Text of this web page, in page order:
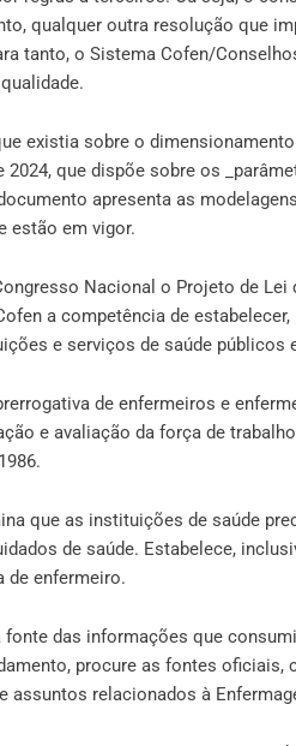
qualquer outra resolução que
tanto, o Sistema Cofen/
existia sobre o
que dispõe sobre os
apresenta as
estão em vigor.
Nacional o Projeto de Lei
a competência de estabelecer,
e serviços de saúde públicos
de enfermeiros e
e avaliação da força de
que as instituições de saúde
de saúde. Estabelece,
de enfermeiro.
das informações que
procure as fontes oficiais,
assuntos relacionados à